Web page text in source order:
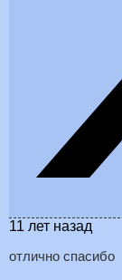
11 лет назад
отлично спасибо